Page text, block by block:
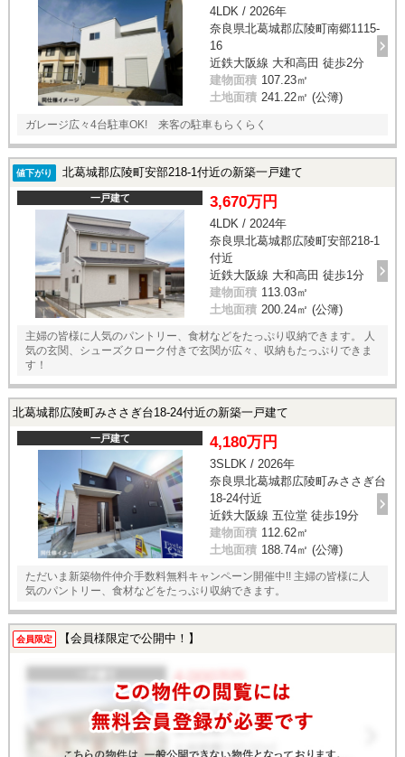
4LDK / 2026年
奈良県北葛城郡広陵町南郷1115-
16
近鉄大阪線 大和高田 徒歩2分
建物面積 107.23㎡
土地面積 241.22㎡ (公簿)
ガレージ広々4台駐車OK! 来客の駐車もらくらく
値下がり 北葛城郡広陵町安部218-1付近の新築一戸建て
一戸建て 3,670万円
4LDK / 2024年
奈良県北葛城郡広陵町安部218-1
付近
近鉄大阪線 大和高田 徒歩1分
建物面積 113.03㎡
土地面積 200.24㎡ (公簿)
主婦の皆様に人気のパントリー、食材などをたっぷり収納できます。 人
気の玄関、シューズクローク付きで玄関が広々、収納もたっぷりできま
す！
北葛城郡広陵町みささぎ台18-24付近の新築一戸建て
一戸建て 4,180万円
3SLDK / 2026年
奈良県北葛城郡広陵町みささぎ台
18-24付近
近鉄大阪線 五位堂 徒歩19分
建物面積 112.62㎡
土地面積 188.74㎡ (公簿)
ただいま新築物件仲介手数料無料キャンペーン開催中!! 主婦の皆様に人
気のパントリー、食材などをたっぷり収納できます。
会員限定 【会員様限定で公開中！】